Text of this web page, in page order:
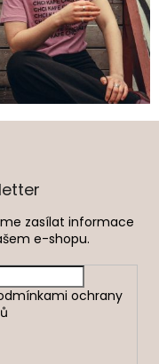
zasílat informace
e-shopu.
ochrany